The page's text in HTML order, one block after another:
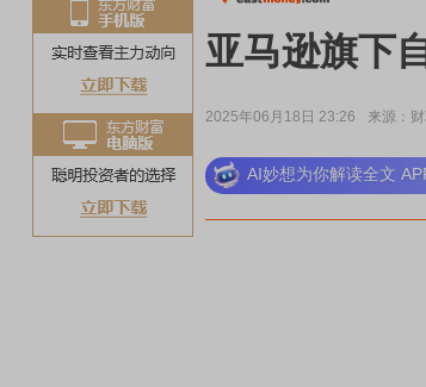
亚马逊旗下
2025年06月18日 23:26 来源：
AI妙想为你解读全文